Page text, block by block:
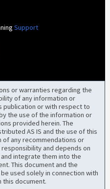
Support
or warranties regarding the
of any information or
publication or with respect to
the use of the information or
provided herein. The
AS IS and the use of this
any recommendations or
and depends on
integrate them into the
This document and the
used solely in connection with
this document.